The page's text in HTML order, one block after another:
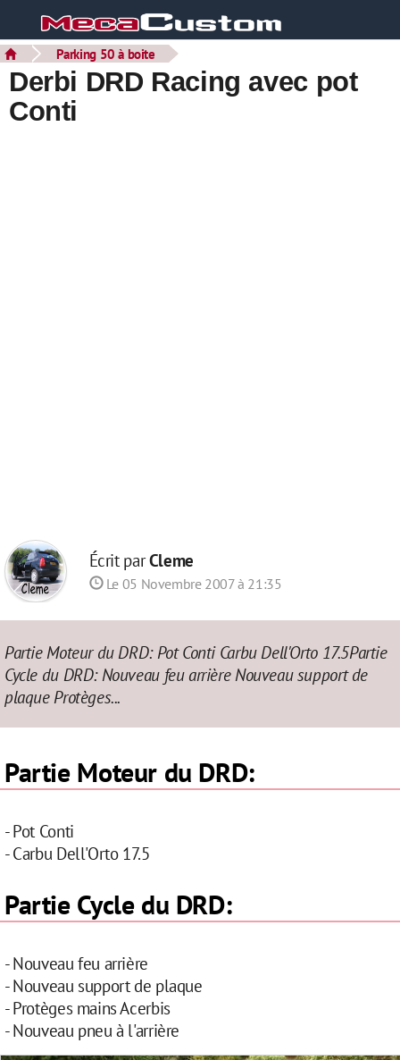
Parking 50 à boite
Derbi DRD Racing avec pot
Conti
Écrit parCleme
Le 05 Novembre 2007 à 21:35
Partie Moteur du DRD: Pot Conti Carbu Dell'Orto 17.5Partie
Cycle du DRD: Nouveau feu arrière Nouveau support de
plaque Protèges...
Partie Moteur du DRD:
- Pot Conti
- Carbu Dell'Orto 17.5
Partie Cycle du DRD:
- Nouveau feu arrière
- Nouveau support de plaque
- Protèges mains Acerbis
- Nouveau pneu à l'arrière